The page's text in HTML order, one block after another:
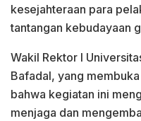
kesejahteraan para
tantangan kebudayaan
Wakil Rektor I
Bafadal, yang
bahwa kegiatan ini
menjaga dan